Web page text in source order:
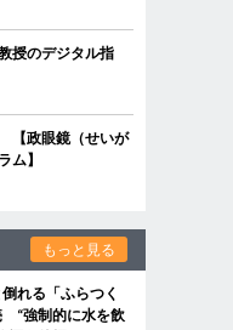
授のデジタル指
【政眼鏡（せいが
ム】
もっと見る
れる「ふらつく
“強制的に水を飲